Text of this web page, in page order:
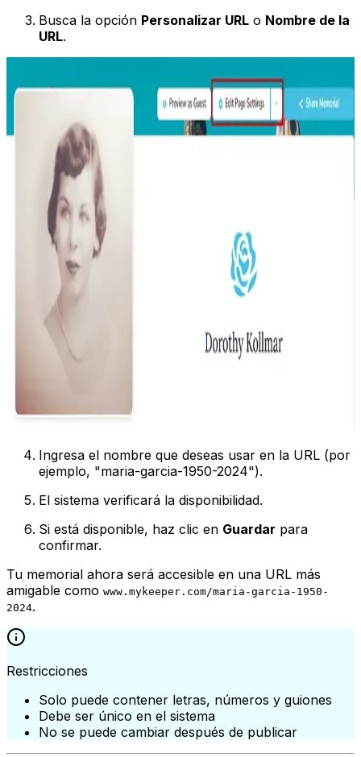
Busca la opción Personalizar URL o Nombre de la
URL.
Ingresa el nombre que deseas usar en la URL (por
ejemplo, "maria-garcia-1950-2024").
El sistema verificará la disponibilidad.
Si está disponible, haz clic en Guardar para
confirmar.
Tu memorial ahora será accesible en una URL más
amigable como www.mykeeper.com/maria-garcia-1950-
2024.
Restricciones
Solo puede contener letras, números y guiones
Debe ser único en el sistema
No se puede cambiar después de publicar